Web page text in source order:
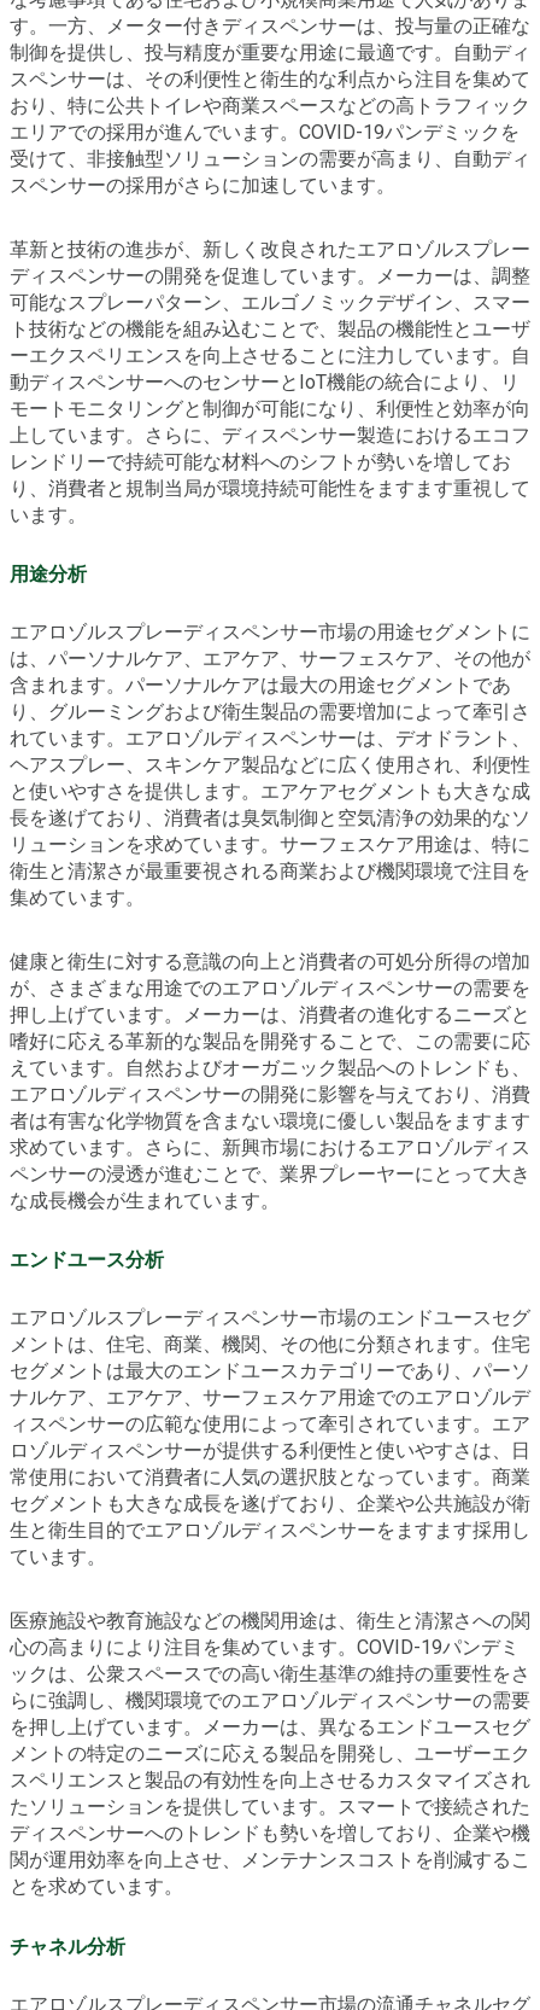
す。一方、メーター付きディスペンサーは、投与量の正確な
制御を提供し、投与精度が重要な用途に最適です。自動ディ
スペンサーは、その利便性と衛生的な利点から注目を集めて
おり、特に公共トイレや商業スペースなどの高トラフィック
エリアでの採用が進んでいます。COVID-19パンデミックを
受けて、非接触型ソリューションの需要が高まり、自動ディ
スペンサーの採用がさらに加速しています。
革新と技術の進歩が、新しく改良されたエアロゾルスプレー
ディスペンサーの開発を促進しています。メーカーは、調整
可能なスプレーパターン、エルゴノミックデザイン、スマー
ト技術などの機能を組み込むことで、製品の機能性とユーザ
ーエクスペリエンスを向上させることに注力しています。自
動ディスペンサーへのセンサーとIoT機能の統合により、リ
モートモニタリングと制御が可能になり、利便性と効率が向
上しています。さらに、ディスペンサー製造におけるエコフ
レンドリーで持続可能な材料へのシフトが勢いを増してお
り、消費者と規制当局が環境持続可能性をますます重視して
います。
用途分析
エアロゾルスプレーディスペンサー市場の用途セグメントに
は、パーソナルケア、エアケア、サーフェスケア、その他が
含まれます。パーソナルケアは最大の用途セグメントであ
り、グルーミングおよび衛生製品の需要増加によって牽引さ
れています。エアロゾルディスペンサーは、デオドラント、
ヘアスプレー、スキンケア製品などに広く使用され、利便性
と使いやすさを提供します。エアケアセグメントも大きな成
長を遂げており、消費者は臭気制御と空気清浄の効果的なソ
リューションを求めています。サーフェスケア用途は、特に
衛生と清潔さが最重要視される商業および機関環境で注目を
集めています。
健康と衛生に対する意識の向上と消費者の可処分所得の増加
が、さまざまな用途でのエアロゾルディスペンサーの需要を
押し上げています。メーカーは、消費者の進化するニーズと
嗜好に応える革新的な製品を開発することで、この需要に応
えています。自然およびオーガニック製品へのトレンドも、
エアロゾルディスペンサーの開発に影響を与えており、消費
者は有害な化学物質を含まない環境に優しい製品をますます
求めています。さらに、新興市場におけるエアロゾルディス
ペンサーの浸透が進むことで、業界プレーヤーにとって大き
な成長機会が生まれています。
エンドユース分析
エアロゾルスプレーディスペンサー市場のエンドユースセグ
メントは、住宅、商業、機関、その他に分類されます。住宅
セグメントは最大のエンドユースカテゴリーであり、パーソ
ナルケア、エアケア、サーフェスケア用途でのエアロゾルデ
ィスペンサーの広範な使用によって牽引されています。エア
ロゾルディスペンサーが提供する利便性と使いやすさは、日
常使用において消費者に人気の選択肢となっています。商業
セグメントも大きな成長を遂げており、企業や公共施設が衛
生と衛生目的でエアロゾルディスペンサーをますます採用し
ています。
医療施設や教育施設などの機関用途は、衛生と清潔さへの関
心の高まりにより注目を集めています。COVID-19パンデミ
ックは、公衆スペースでの高い衛生基準の維持の重要性をさ
らに強調し、機関環境でのエアロゾルディスペンサーの需要
を押し上げています。メーカーは、異なるエンドユースセグ
メントの特定のニーズに応える製品を開発し、ユーザーエク
スペリエンスと製品の有効性を向上させるカスタマイズされ
たソリューションを提供しています。スマートで接続された
ディスペンサーへのトレンドも勢いを増しており、企業や機
関が運用効率を向上させ、メンテナンスコストを削減するこ
とを求めています。
チャネル分析
エアロゾルスプレーディスペンサー市場の流通チャネルセグ